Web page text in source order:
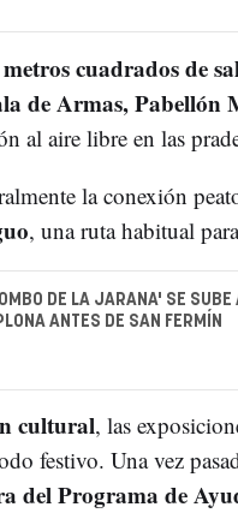
cuadrados de
de Armas, Pabellón
al aire libre en las
la conexión
, una ruta habitual
DE LA JARANA' SE
ANTES DE SAN FERMÍN
cultural, las
festivo. Una vez
del Programa de